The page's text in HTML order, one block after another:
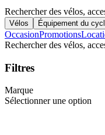
Rechercher des vélos,
Vélos Équipement du
OccasionPromotions
Rechercher des vélos,
Filtres
Marque
Sélectionner une option